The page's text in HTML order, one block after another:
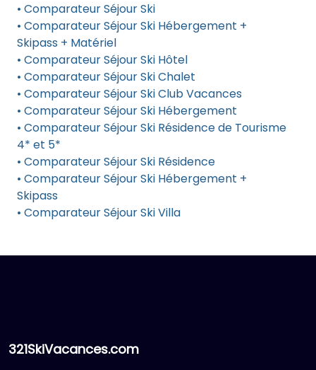
• Comparateur Séjour Ski
• Comparateur Séjour Ski Hébergement +
Skipass + Matériel
• Comparateur Séjour Ski Hôtel
• Comparateur Séjour Ski Chalet
• Comparateur Séjour Ski Club Vacances
• Comparateur Séjour Ski Hébergement
• Comparateur Séjour Ski Résidence de Tourisme
4* et 5*
• Comparateur Séjour Ski Résidence
• Comparateur Séjour Ski Hébergement +
Skipass
• Comparateur Séjour Ski Villa
321SkiVacances.com